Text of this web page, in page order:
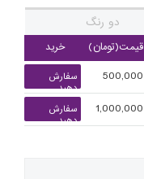
دو رنگ
قیمت(تومان) خرید
500,000
سفارش
دهید
1,000,000
سفارش
دهید